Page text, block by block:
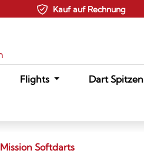
Kauf auf Rechnung
Flights Dart Spitzen
Mission Softdarts